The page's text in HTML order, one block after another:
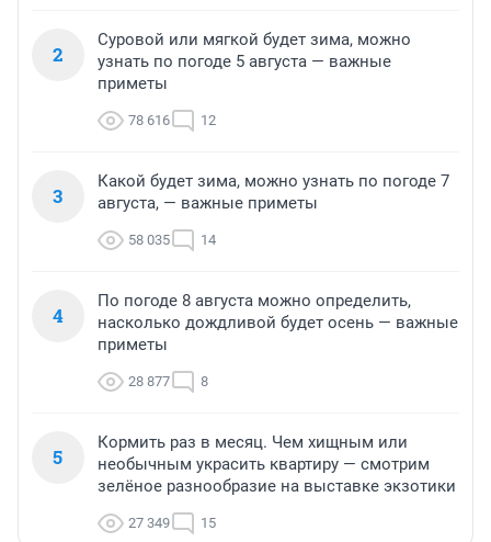
2
Суровой или мягкой будет зима, можно
узнать по погоде 5 августа — важные
приметы
78 616 12
3
Какой будет зима, можно узнать по погоде 7
августа, — важные приметы
58 035 14
4
По погоде 8 августа можно определить,
насколько дождливой будет осень — важные
приметы
28 877 8
5
Кормить раз в месяц. Чем хищным или
необычным украсить квартиру — смотрим
зелёное разнообразие на выставке экзотики
27 349 15